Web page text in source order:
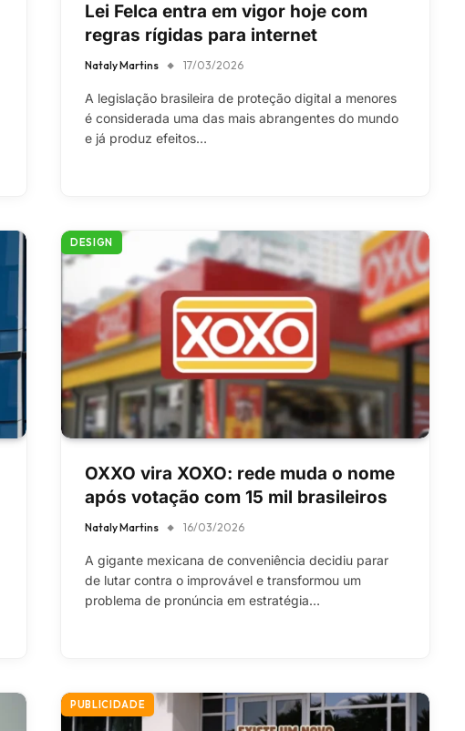
Lei Felca entra em vigor hoje com
regras rígidas para internet
Nataly Martins 17/03/2026
A legislação brasileira de proteção digital a menores
é considerada uma das mais abrangentes do mundo
e já produz efeitos…
DESIGN
OXXO vira XOXO: rede muda o nome
após votação com 15 mil brasileiros
Nataly Martins 16/03/2026
A gigante mexicana de conveniência decidiu parar
de lutar contra o improvável e transformou um
problema de pronúncia em estratégia…
PUBLICIDADE